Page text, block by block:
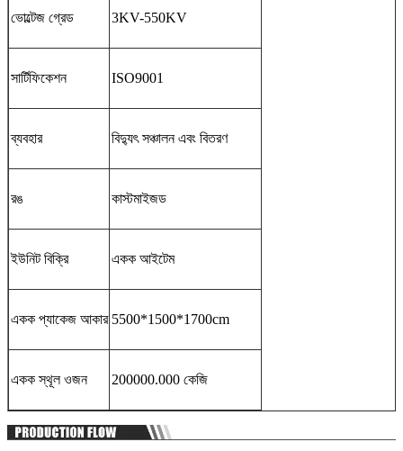
ভোল্টেজ গ্রেড 3KV-550KV
সার্টিফিকেশন ISO9001
ব্যবহার বিদ্যুৎ সঞ্চালন এবং বিতরণ
রঙ কাস্টমাইজড
ইউনিট বিক্রি একক আইটেম
একক প্যাকেজ আকার 5500*1500*1700cm
একক স্থূল ওজন 200000.000 কেজি